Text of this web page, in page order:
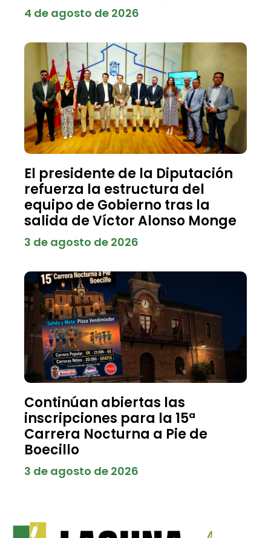
4 de agosto de 2026
El presidente de la Diputación
refuerza la estructura del
equipo de Gobierno tras la
salida de Víctor Alonso Monge
3 de agosto de 2026
Continúan abiertas las
inscripciones para la 15ª
Carrera Nocturna a Pie de
Boecillo
3 de agosto de 2026